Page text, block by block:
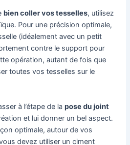
bien coller vos tesselles, utilisez
Pour une précision optimale,
(idéalement avec un petit
contre le support pour
opération, autant de fois que
toutes vos tesselles sur le
à l’étape de lapose du joint
et lui donner un bel aspect.
optimale, autour de vos
devez utiliser un ciment